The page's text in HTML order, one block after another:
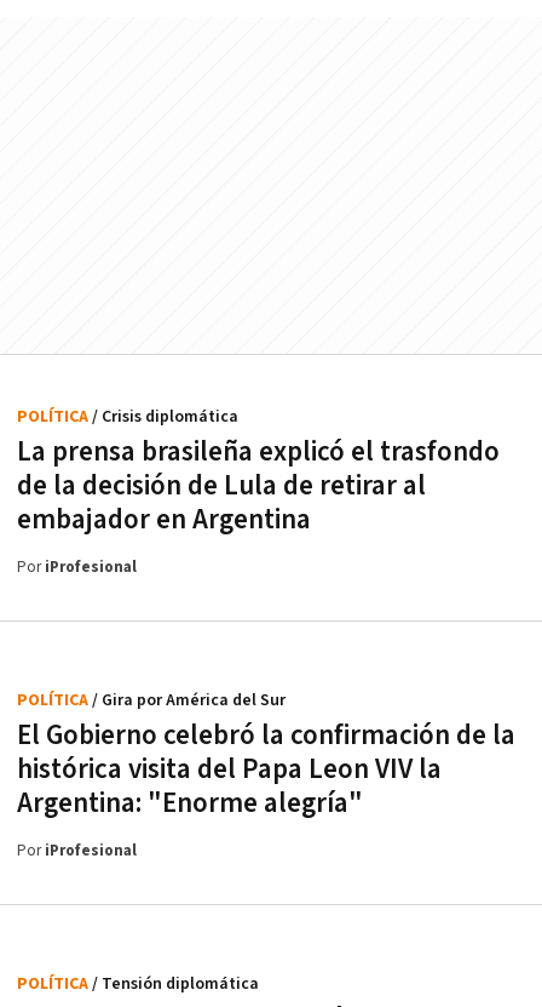
La prensa brasileña explicó el trasfondo
de la decisión de Lula de retirar al
embajador en Argentina
POLÍTICA/ Crisis diplomática
PoriProfesional
El Gobierno celebró la confirmación de la
histórica visita del Papa Leon VIV la
Argentina: "Enorme alegría"
POLÍTICA/ Gira por América del Sur
PoriProfesional
POLÍTICA/ Tensión diplomática